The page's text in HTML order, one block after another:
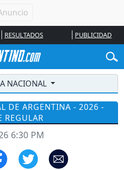
RESULTADOS PUBLICIDAD
NACIONAL
DE ARGENTINA - 2026 -
REGULAR
6:30 PM